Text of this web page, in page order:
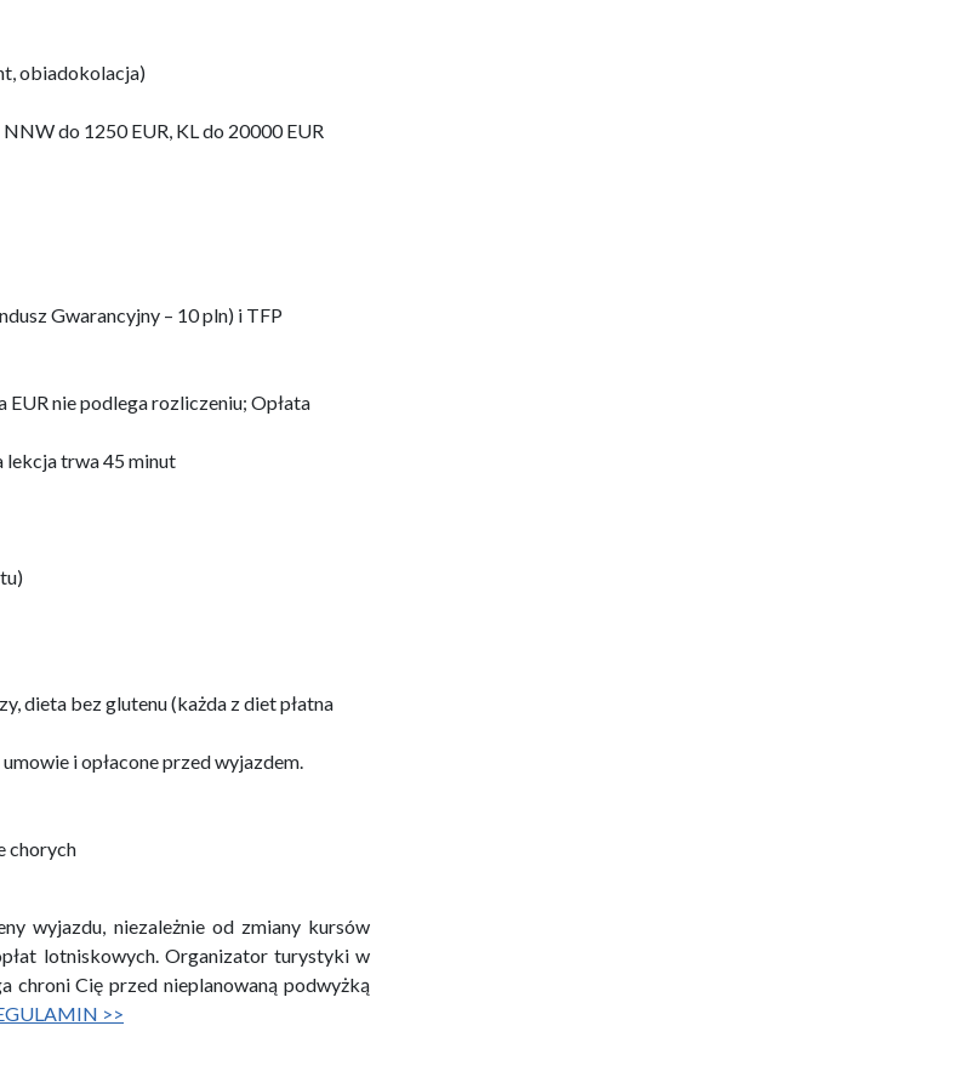
obiadokolacja)
do 1250 EUR, KL do 20000 EUR
Gwarancyjny – 10 pln) i TFP
EUR nie podlega rozliczeniu; Opłata
lekcja trwa 45 minut
dieta bez glutenu (każda z diet płatna
i opłacone przed wyjazdem.
chorych
wyjazdu, niezależnie od zmiany kursów
lotniskowych. Organizator turystyki w
chroni Cię przed nieplanowaną podwyżką
>>